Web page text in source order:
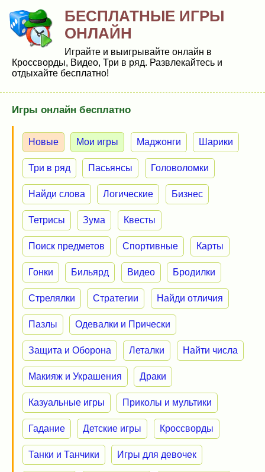
БЕСПЛАТНЫЕ ИГРЫ
ОНЛАЙН
Играйте и выигрывайте онлайн в
Кроссворды, Видео, Три в ряд. Развлекайтесь и
отдыхайте бесплатно!
Игры онлайн бесплатно
Новые Мои игры Маджонги Шарики
Три в ряд Пасьянсы Головоломки
Найди слова Логические Бизнес
Тетрисы Зума Квесты
Поиск предметов Спортивные Карты
Гонки Бильярд Видео Бродилки
Стрелялки Стратегии Найди отличия
Пазлы Одевалки и Прически
Защита и Оборона Леталки Найти числа
Макияж и Украшения Драки
Казуальные игры Приколы и мультики
Гадание Детские игры Кроссворды
Танки и Танчики Игры для девочек